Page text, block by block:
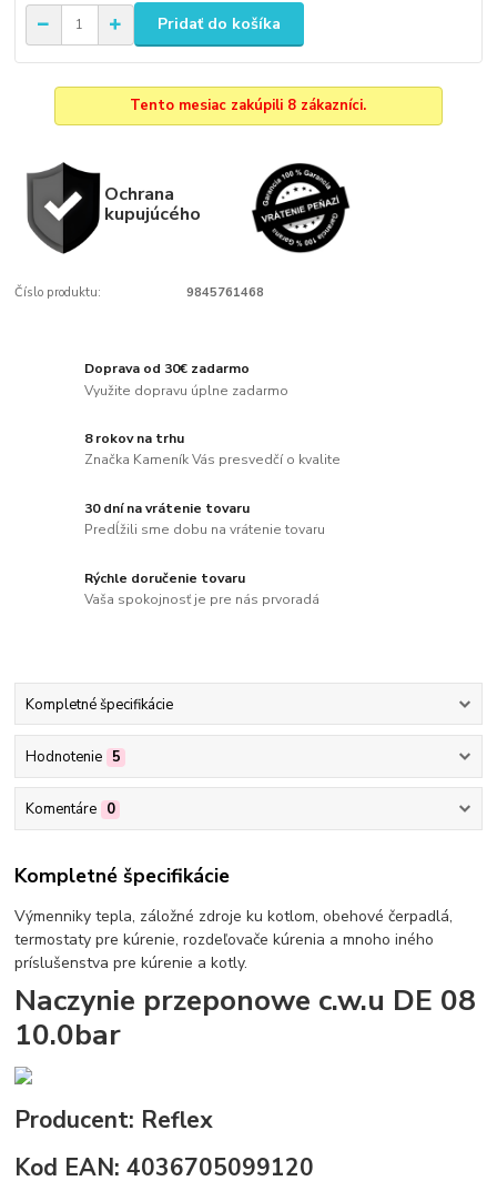
Pridať do košíka
Tento mesiac zakúpili 8 zákazníci.
Ochrana
kupujúcého
Číslo produktu: 9845761468
Doprava od 30€ zadarmo
Využite dopravu úplne zadarmo
8 rokov na trhu
Značka Kameník Vás presvedčí o kvalite
30 dní na vrátenie tovaru
Predĺžili sme dobu na vrátenie tovaru
Rýchle doručenie tovaru
Vaša spokojnosť je pre nás prvoradá
Kompletné špecifikácie
Hodnotenie 5
Komentáre 0
Kompletné špecifikácie
Výmenniky tepla, záložné zdroje ku kotlom, obehové čerpadlá,
termostaty pre kúrenie, rozdeľovače kúrenia a mnoho iného
príslušenstva pre kúrenie a kotly.
Naczynie przeponowe c.w.u DE 08
10.0bar
Producent: Reflex
Kod EAN: 4036705099120